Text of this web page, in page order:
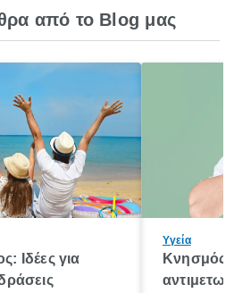
από το Blog μας
Ιδέες για
Υγεία
Κνησμός: